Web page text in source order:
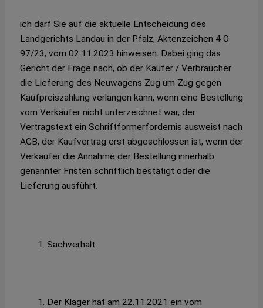
ich darf Sie auf die aktuelle Entscheidung des
Landgerichts Landau in der Pfalz, Aktenzeichen 4 O
97/23, vom 02.11.2023 hinweisen. Dabei ging das
Gericht der Frage nach, ob der Käufer / Verbraucher
die Lieferung des Neuwagens Zug um Zug gegen
Kaufpreiszahlung verlangen kann, wenn eine Bestellung
vom Verkäufer nicht unterzeichnet war, der
Vertragstext ein Schriftformerfordernis ausweist nach
AGB, der Kaufvertrag erst abgeschlossen ist, wenn der
Verkäufer die Annahme der Bestellung innerhalb
genannter Fristen schriftlich bestätigt oder die
Lieferung ausführt.
Sachverhalt
Der Kläger hat am 22.11.2021 ein vom